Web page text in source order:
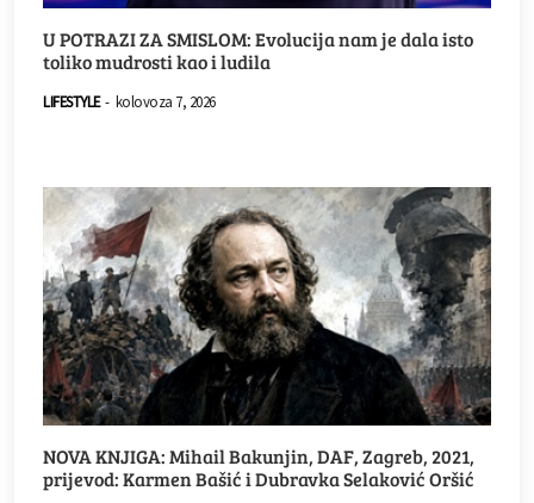
U POTRAZI ZA SMISLOM: Evolucija nam je dala isto
toliko mudrosti kao i ludila
LIFESTYLE - kolovoza 7, 2026
NOVA KNJIGA: Mihail Bakunjin, DAF, Zagreb, 2021,
prijevod: Karmen Bašić i Dubravka Selaković Oršić